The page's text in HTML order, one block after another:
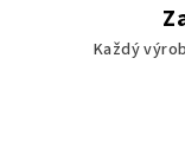
Každý